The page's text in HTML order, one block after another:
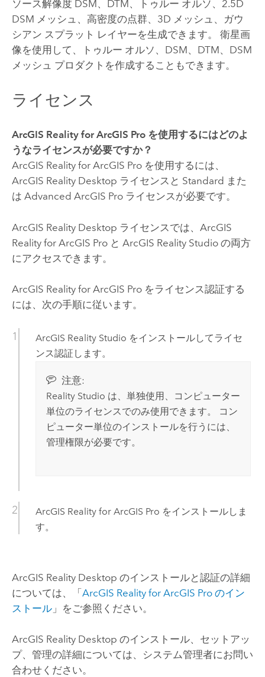
ソース解像度 DSM、DTM、トゥルー オルソ、2.5D
DSM メッシュ、高密度の点群、3D メッシュ、ガウ
シアン スプラット レイヤーを生成できます。 衛星画
像を使用して、トゥルー オルソ、DSM、DTM、DSM
メッシュ プロダクトを作成することもできます。
ライセンス
ArcGIS Reality for ArcGIS Proを使用するにはどのよ
うなライセンスが必要ですか？
ArcGIS Reality for ArcGIS Proを使用するには、
ArcGIS Reality Desktop ライセンスと Standard また
は Advanced ArcGIS Proライセンスが必要です。
ArcGIS Reality Desktop ライセンスでは、 ArcGIS
Reality for ArcGIS Proと ArcGIS Reality Studioの両方
にアクセスできます。
ArcGIS Reality for ArcGIS Proをライセンス認証する
には、次の手順に従います。
ArcGIS Reality Studio をインストールしてライセ
ンス認証します。
注意:
Reality Studio は、単独使用、コンピューター
単位のライセンスでのみ使用できます。 コン
ピューター単位のインストールを行うには、
管理権限が必要です。
ArcGIS Reality for ArcGIS Pro をインストールしま
す。
ArcGIS Reality Desktop のインストールと認証の詳細
については、「ArcGIS Reality for ArcGIS Proのイン
ストール」をご参照ください。
ArcGIS Reality Desktop のインストール、セットアッ
プ、管理の詳細については、システム管理者にお問い
合わせください。